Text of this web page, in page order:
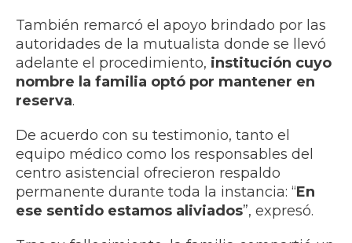
También remarcó el apoyo brindado por las
autoridades de la mutualista donde se llevó
adelante el procedimiento, institución cuyo
nombre la familia optó por mantener en
reserva.
De acuerdo con su testimonio, tanto el
equipo médico como los responsables del
centro asistencial ofrecieron respaldo
permanente durante toda la instancia: “En
ese sentido estamos aliviados”, expresó.